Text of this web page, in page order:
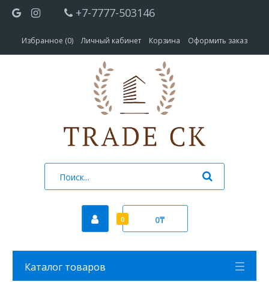
+7-7777-503146
Избранное (0) Личный кабинет Корзина Оформить заказ
0 0₸
Каталог товаров